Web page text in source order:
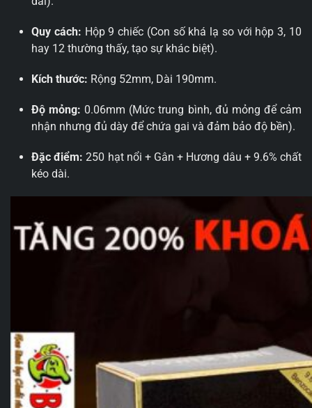
Quy cách: Hộp 9 chiếc (Con số khá lạ so với hộp 3, 10
hay 12 thường thấy, tạo sự khác biệt).
Kích thước: Rộng 52mm, Dài 190mm.
Độ mỏng: 0.06mm (Mức trung bình, đủ mỏng để cảm
nhận nhưng đủ dày để chứa gai và đảm bảo độ bền).
Đặc điểm: 250 hạt nổi + Gân + Hương dâu + 9.6% chất
kéo dài.